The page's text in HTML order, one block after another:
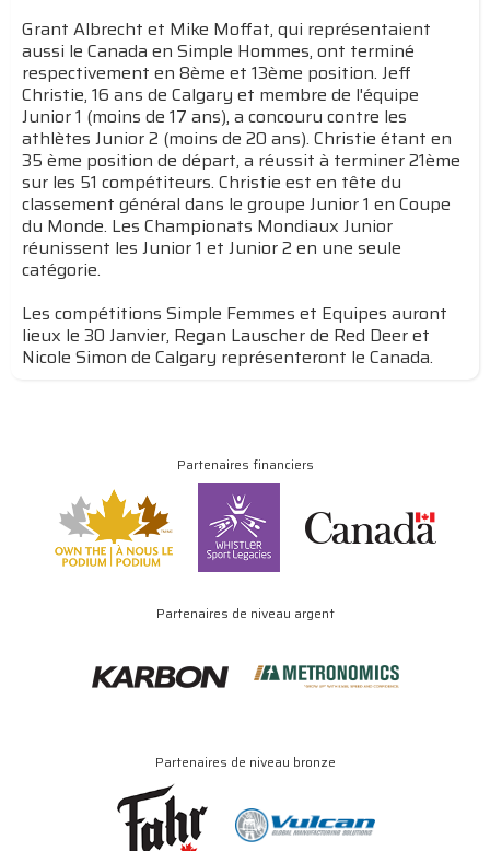
Grant Albrecht et Mike Moffat, qui représentaient
aussi le Canada en Simple Hommes, ont terminé
respectivement en 8ème et 13ème position. Jeff
Christie, 16 ans de Calgary et membre de l'équipe
Junior 1 (moins de 17 ans), a concouru contre les
athlètes Junior 2 (moins de 20 ans). Christie étant en
35 ème position de départ, a réussit à terminer 21ème
sur les 51 compétiteurs. Christie est en tête du
classement général dans le groupe Junior 1 en Coupe
du Monde. Les Championats Mondiaux Junior
réunissent les Junior 1 et Junior 2 en une seule
catégorie.
Les compétitions Simple Femmes et Equipes auront
lieux le 30 Janvier, Regan Lauscher de Red Deer et
Nicole Simon de Calgary représenteront le Canada.
Partenaires financiers
Partenaires de niveau argent
Partenaires de niveau bronze